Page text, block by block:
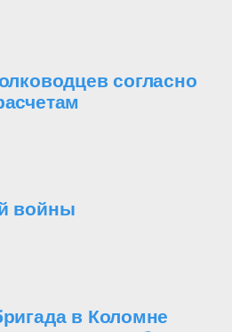
согласно
войны
в Коломне